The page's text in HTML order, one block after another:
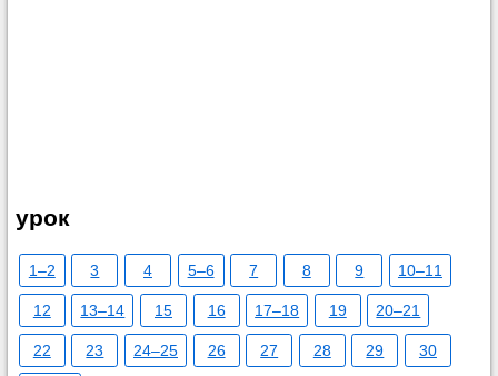
урок
1–2 3 4 5–6 7 8 9 10–11
12 13–14 15 16 17–18 19 20–21
22 23 24–25 26 27 28 29 30